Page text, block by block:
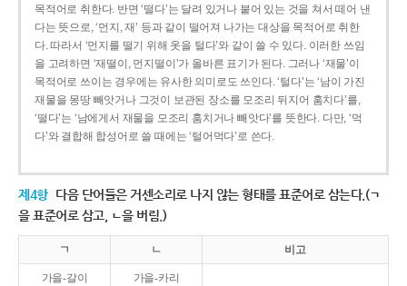
목적어로 취한다. 반면 ‘떨다’는 달려 있거나 붙어 있는 것을 쳐서 떼어 낸
다는 뜻으로, ‘먼지, 재’ 등과 같이 떨어져 나가는 대상을 목적어로 취한
다. 따라서 ‘먼지를 떨기 위해 옷을 털다’와 같이 쓸 수 있다. 이러한 쓰임
을 고려하면 ‘재떨이, 먼지떨이’가 올바른 표기가 된다. 그러나 ‘재물’이
목적어로 쓰이는 경우에는 유사한 의미로도 쓰인다. ‘털다’는 ‘남이 가진
재물을 몽땅 빼앗거나 그것이 보관된 장소를 모조리 뒤지어 훔치다’를,
‘떨다’는 ‘남에게서 재물을 모조리 훔치거나 빼앗다’를 뜻한다. 다만, ‘먹
다’와 결합해 합성어로 쓸 때에는 ‘털어먹다’로 쓴다.
제4항 다음 단어들은 거센소리로 나지 않는 형태를 표준어로 삼는다.(ㄱ
을 표준어로 삼고, ㄴ을 버림.)
ㄱ ㄴ 비고
가을-갈이 가을-카리